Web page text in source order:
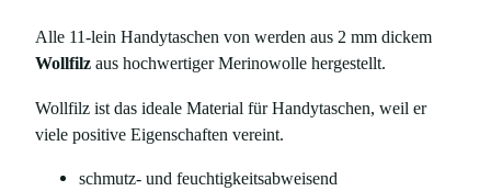
c
h
e
m
Alle 11-lein Handytaschen von werden aus 2 mm dickem
Wollfilz aus hochwertiger Merinowolle hergestellt.
Wollfilz ist das ideale Material für Handytaschen, weil er
viele positive Eigenschaften vereint.
schmutz- und feuchtigkeitsabweisend